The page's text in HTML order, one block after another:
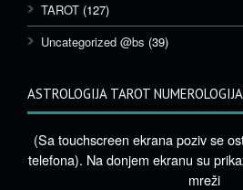
TAROT (127)
Uncategorized @bs (39)
ASTROLOGIJA TAROT
(Sa touchscreen ekrana poziv se
telefona). Na donjem ekranu su
mreži